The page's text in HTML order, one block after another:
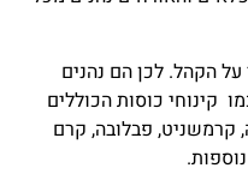
לכן הם נהנים
כוסות הכוללים
פבלובה, קרם